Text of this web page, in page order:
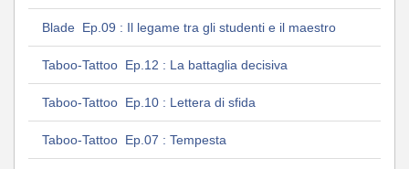
Blade Ep.09 : Il legame tra gli studenti e il maestro
Taboo-Tattoo Ep.12 : La battaglia decisiva
Taboo-Tattoo Ep.10 : Lettera di sfida
Taboo-Tattoo Ep.07 : Tempesta